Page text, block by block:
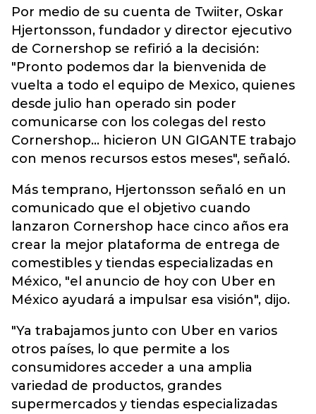
Por medio de su cuenta de Twiiter, Oskar
Hjertonsson, fundador y director ejecutivo
de Cornershop se refirió a la decisión:
"Pronto podemos dar la bienvenida de
vuelta a todo el equipo de Mexico, quienes
desde julio han operado sin poder
comunicarse con los colegas del resto
Cornershop... hicieron UN GIGANTE trabajo
con menos recursos estos meses", señaló.
Más temprano, Hjertonsson señaló en un
comunicado que el objetivo cuando
lanzaron Cornershop hace cinco años era
crear la mejor plataforma de entrega de
comestibles y tiendas especializadas en
México, "el anuncio de hoy con Uber en
México ayudará a impulsar esa visión", dijo.
"Ya trabajamos junto con Uber en varios
otros países, lo que permite a los
consumidores acceder a una amplia
variedad de productos, grandes
supermercados y tiendas especializadas